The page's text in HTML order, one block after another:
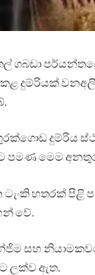
ගබඩා
දුම්රියක්
දුම්රිය
පමණ මෙම
හතරක් පිළි
වේ.
සහ
ලක්ව ඇත.